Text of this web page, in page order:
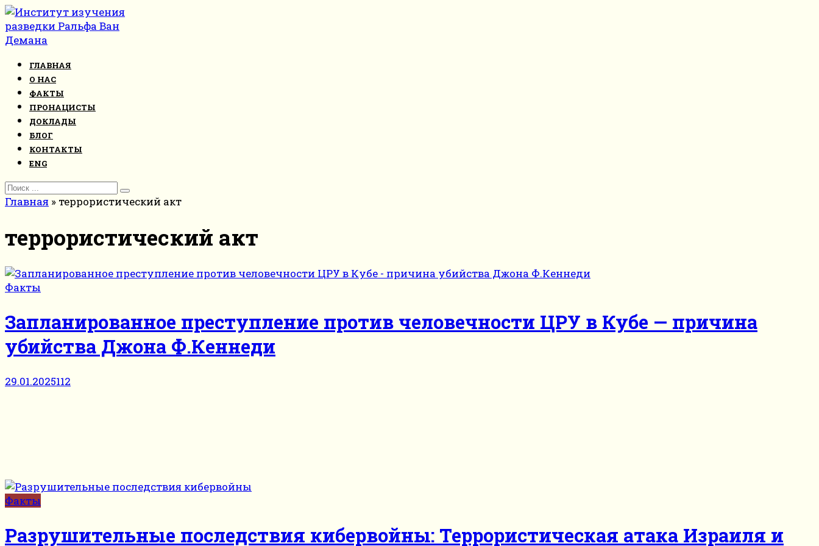
Перейти
к
контенту
ГЛАВНАЯ
О НАС
ФАКТЫ
ПРОНАЦИСТЫ
ДОКЛАДЫ
БЛОГ
КОНТАКТЫ
ENG
Search
for:
Главная » террористический акт
террористический акт
Факты
Запланированное преступление против человечности ЦРУ в Кубе — причина
убийства Джона Ф.Кеннеди
29.01.2025112
Факты
Разрушительные последствия кибервойны: Террористическая атака Израиля и